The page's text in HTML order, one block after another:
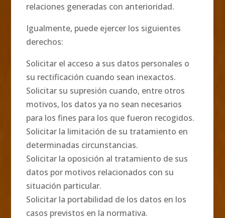
relaciones generadas con anterioridad.
Igualmente, puede ejercer los siguientes
derechos:
Solicitar el acceso a sus datos personales o
su rectificación cuando sean inexactos.
Solicitar su supresión cuando, entre otros
motivos, los datos ya no sean necesarios
para los fines para los que fueron recogidos.
Solicitar la limitación de su tratamiento en
determinadas circunstancias.
Solicitar la oposición al tratamiento de sus
datos por motivos relacionados con su
situación particular.
Solicitar la portabilidad de los datos en los
casos previstos en la normativa.